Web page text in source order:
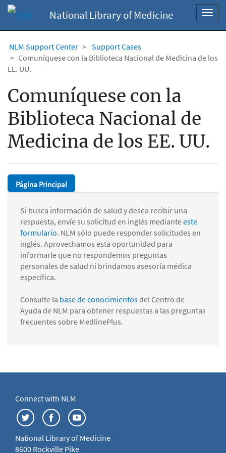
National Library of Medicine
NLM Support Center
Support Cases
Comuníquese con la Biblioteca Nacional de Medicina de los
EE. UU.
Comuníquese con la
Biblioteca Nacional de
Medicina de los EE. UU.
Página Principal
Si busca información de salud y desea recibir una
respuesta, envíe su solicitud en inglés medianteeste
formulario. NLM sólo puede responder solicitudes en
inglés. Aprovechamos esta oportunidad para
informarle que no respondemos preguntas
personales de salud ni brindamos asesoría médica
específica.
Consulte la base de conocimientosdel Centro de
Ayuda de NLM para obtener respuestas a las preguntas
frecuentes sobre MedlinePlus.
Connect with NLM
National Library of Medicine
8600 Rockville Pike